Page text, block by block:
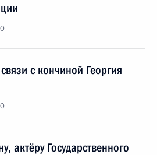
с кончиной Георгия
актёру Государственного